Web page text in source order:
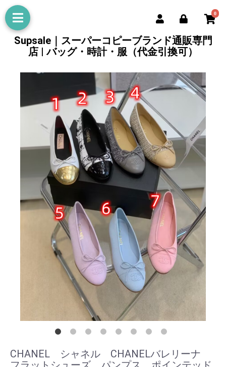
0
Supsale｜スーパーコピーブランド通販専門
店 | バッグ・時計・服（代金引換可）
CHANEL シャネル CHANELバレリーナ